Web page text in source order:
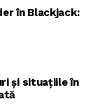
în Blackjack:
și situațiile în